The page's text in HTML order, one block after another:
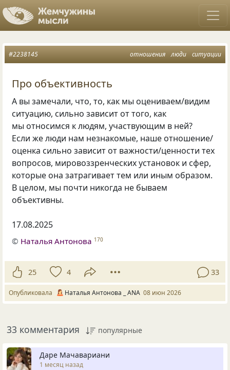
отношения люди ситуации
#2238145
Про объективность
А вы замечали, что, то, как мы оцениваем/видим
ситуацию, сильно зависит от того, как
мы относимся к людям, участвующим в ней?
Если же люди нам незнакомые, наше отношение/
оценка сильно зависит от важности/ценности тех
вопросов, мировоззренческих установок и сфер,
которые она затрагивает тем или иным образом.
В целом, мы почти никогда не бываем
объективны.
17.08.2025
© Наталья Антонова 170
25 4 33
Опубликовала Наталья Антонова _ ANA 08 июн 2026
33 комментария популярные
Даре Мачавариани
1 месяц назад